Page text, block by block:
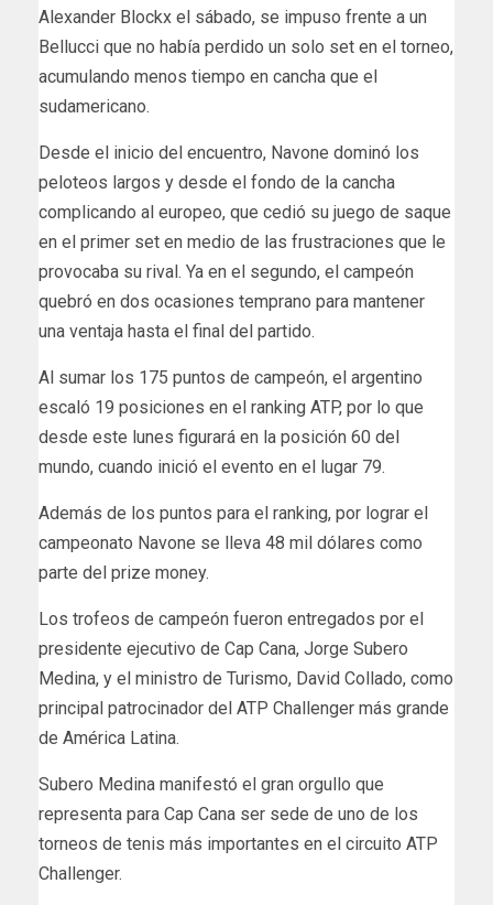
Alexander Blockx el sábado, se impuso frente a un
Bellucci que no había perdido un solo set en el torneo,
acumulando menos tiempo en cancha que el
sudamericano.
Desde el inicio del encuentro, Navone dominó los
peloteos largos y desde el fondo de la cancha
complicando al europeo, que cedió su juego de saque
en el primer set en medio de las frustraciones que le
provocaba su rival. Ya en el segundo, el campeón
quebró en dos ocasiones temprano para mantener
una ventaja hasta el final del partido.
Al sumar los 175 puntos de campeón, el argentino
escaló 19 posiciones en el ranking ATP, por lo que
desde este lunes figurará en la posición 60 del
mundo, cuando inició el evento en el lugar 79.
Además de los puntos para el ranking, por lograr el
campeonato Navone se lleva 48 mil dólares como
parte del prize money.
Los trofeos de campeón fueron entregados por el
presidente ejecutivo de Cap Cana, Jorge Subero
Medina, y el ministro de Turismo, David Collado, como
principal patrocinador del ATP Challenger más grande
de América Latina.
Subero Medina manifestó el gran orgullo que
representa para Cap Cana ser sede de uno de los
torneos de tenis más importantes en el circuito ATP
Challenger.